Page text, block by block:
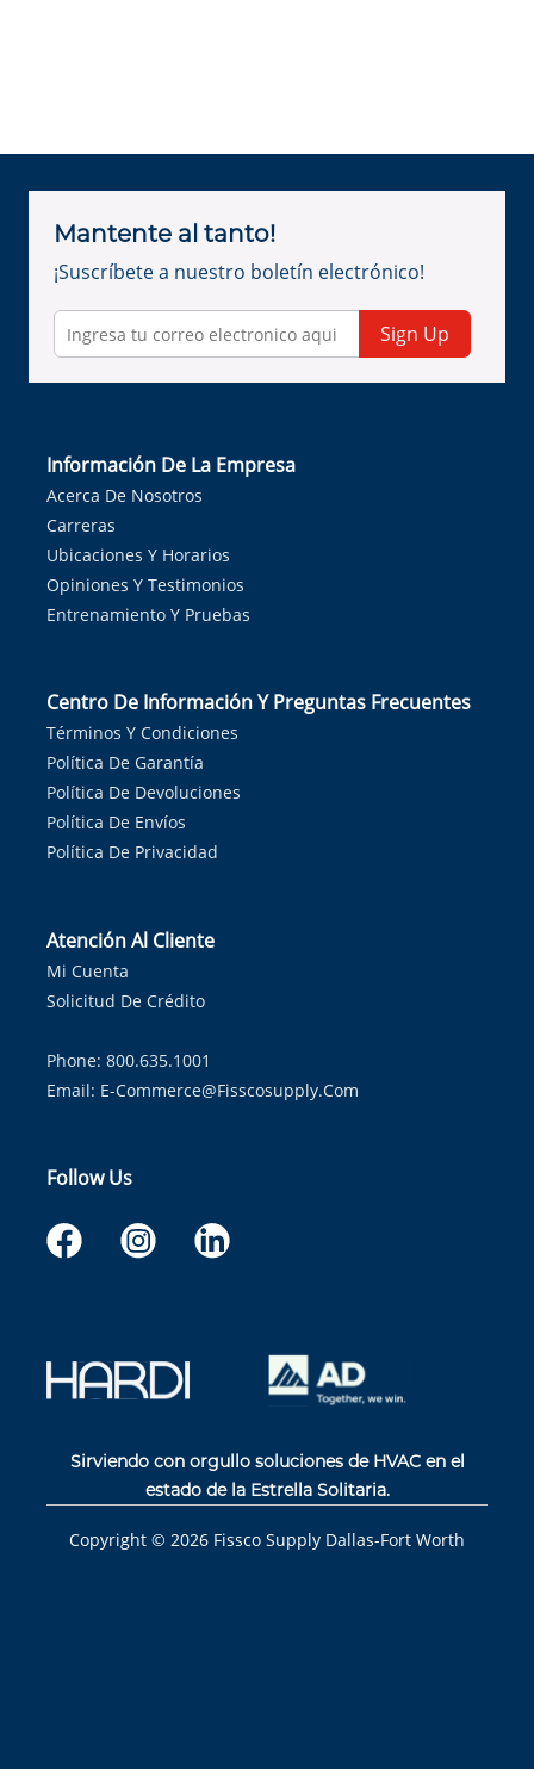
Mantente al tanto!
¡Suscríbete a nuestro boletín electrónico!
Sign Up
Información De La Empresa
Acerca De Nosotros
Carreras
Ubicaciones Y Horarios
Opiniones Y Testimonios
Entrenamiento Y Pruebas
Centro De Información Y Preguntas Frecuentes
Términos Y Condiciones
Política De Garantía
Política De Devoluciones
Política De Envíos
Política De Privacidad
Atención Al Cliente
Mi Cuenta
Solicitud De Crédito
Phone: 800.635.1001
Email: E-Commerce@fisscosupply.com
Follow Us
Sirviendo con orgullo soluciones de HVAC en el
estado de la Estrella Solitaria.
Copyright © 2026 Fissco Supply Dallas-Fort Worth